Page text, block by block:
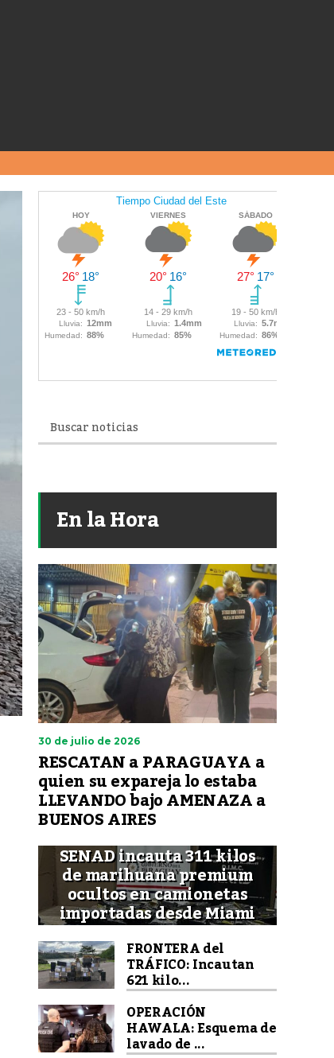
En la Hora
30 de julio de 2026
RESCATAN a PARAGUAYA a
quien su expareja lo estaba
LLEVANDO bajo AMENAZA a
BUENOS AIRES
SENAD incauta 311 kilos
de marihuana premium
ocultos en camionetas
importadas desde Miami
FRONTERA del
TRÁFICO: Incautan
621 kilo...
OPERACIÓN
HAWALA: Esquema de
lavado de ...